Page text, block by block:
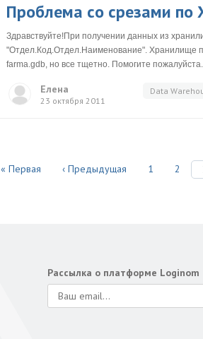
Проблема со срезами по
Здравствуйте!При получении данных из
"Отдел.Код.Отдел.Наименование". Хранилище
farma.gdb, но все тщетно. Помогите
Елена
23 октября 2011
Data
« Первая ‹ Предыдущая 1 2
Рассылка о платформе Loginom